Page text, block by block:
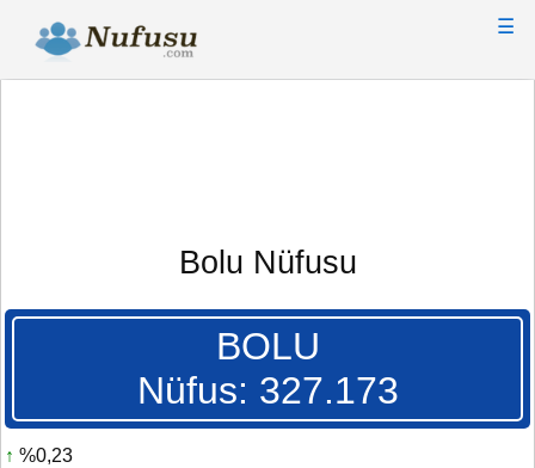
☰
Bolu Nüfusu
BOLU
Nüfus: 327.173
↑ %0,23